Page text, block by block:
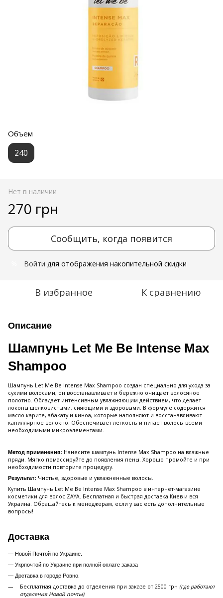
Объем
240
Нет в наличии
270 грн
Сообщить, когда появится
Войти для отображения накопительной скидки
В избранное К сравнению
Описание
Шампунь Let Me Be Intense Max
Shampoo
Шампунь Let Me Be Intense Max Shampoo создан специально для ухода за
сухими волосами, он восстанавливает и бережно очищает волосяное
полотно. Обладает интенсивным увлажняющим действием, что делает
локоны шелковистыми, сияющими и здоровыми. В формуле содержится
масло карите, абакату и киноа, которые наполняют и восстанавливают
капиллярное волокно. Обеспечивает легкость и питает волосы всеми
необходимыми микроэлементами.
Метод применения: Нанесите шампунь Intense Max Shampoo на влажные
пряди. Мягко помассируйте до появления пены. Хорошо промойте и при
необходимости повторите процедуру.
Результат: Чистые, здоровые и увлажненные волосы.
Купить Шампунь Let Me Be Intense Max Shampoo в интернет-магазине
косметики для волос ZAYA. Бесплатная и быстрая доставка Киев и вся
Украина. Обращайтесь к менеджерам, если у вас есть дополнительные
вопросы!
Доставка
— Новой Почтой по Украине.
— Укрпочтой по Украине при полной оплате заказа
— Доставка в городе Ровно.
Бесплатная доставка до отделения при заказе от 2500 грн (где работают
отделения Новой почты).